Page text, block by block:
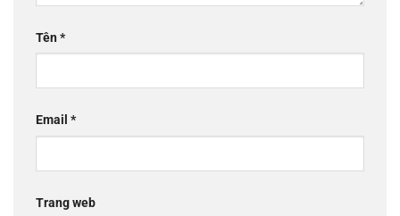
Tên*
Email *
Trang web